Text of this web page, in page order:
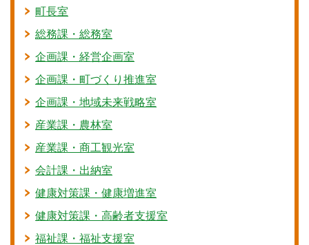
町長室
総務課・総務室
企画課・経営企画室
企画課・町づくり推進室
企画課・地域未来戦略室
産業課・農林室
産業課・商工観光室
会計課・出納室
健康対策課・健康増進室
健康対策課・高齢者支援室
福祉課・福祉支援室